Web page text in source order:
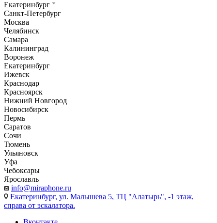
Екатеринбург
Санкт-Петербург
Москва
Челябинск
Самара
Калининград
Воронеж
Екатеринбург
Ижевск
Краснодар
Красноярск
Нижний Новгород
Новосибирск
Пермь
Саратов
Сочи
Тюмень
Ульяновск
Уфа
Чебоксары
Ярославль
info@miraphone.ru
Екатеринбург, ул. Малышева 5, ТЦ "Алатырь", -1 этаж,
справа от эскалатора.